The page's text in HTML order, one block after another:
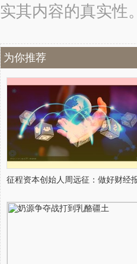
实其内容的真实性
为你推荐
征程资本创始人周远征：做好财经